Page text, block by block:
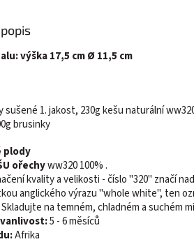
výška 17,5 cm Ø 11,5 cm
sušené 1. jakost, 230g kešu naturální
brusinky
plody
ořechyww320 100% .
kvality a velikosti - číslo "320" značí
anglického výrazu "whole white", ten
Skladujte na temném, chladném a suchém
5 - 6 měsíců
Afrika